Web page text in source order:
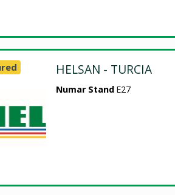
HELSAN - TURCIA
Numar Stand E27